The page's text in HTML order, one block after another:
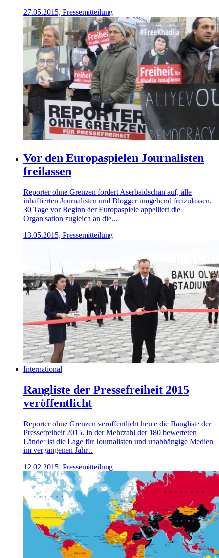
27.05.2015, Pressemitteilung
Vor den Europaspielen Journalisten
freilassen
Reporter ohne Grenzen fordert Aserbaidschan auf, alle
inhaftierten Journalisten und Blogger umgehend freizulassen.
30 Tage vor Beginn der Europaspiele appelliert die
Organisation zugleich an die...
13.05.2015, Pressemitteilung
International
Rangliste der Pressefreiheit 2015
veröffentlicht
Reporter ohne Grenzen veröffentlicht heute die Rangliste der
Pressefreiheit 2015. In der Mehrzahl der 180 bewerteten
Länder ist die Lage für Journalisten und unabhängige Medien
im vergangenen Jahr...
12.02.2015, Pressemitteilung